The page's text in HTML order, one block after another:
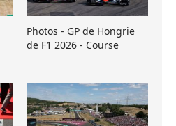
Photos - GP de Hongrie
de F1 2026 - Course